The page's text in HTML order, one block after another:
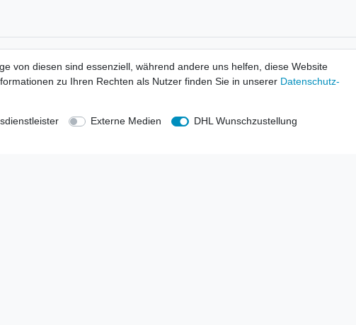
Informationen
Händlerbund - rechtssicher verkaufen
Produkt-Kataloge
Über uns
Wir versenden mit
von diesen sind essenziell, während andere uns helfen, diese Website
zu Ihren Rechten als Nutzer finden Sie in unserer Daten­schutz­
Externe Medien
DHL Wunschzustellung